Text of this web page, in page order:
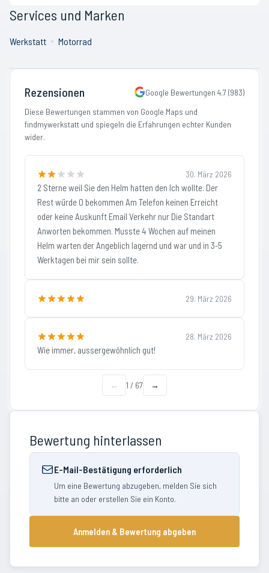
Services und Marken
Werkstatt Motorrad
Rezensionen Google Bewertungen 4.7(983)
Diese Bewertungen stammen von Google Maps und
findmywerkstatt und spiegeln die Erfahrungen echter Kunden
wider.
30. März 2026
2 Sterne weil Sie den Helm hatten den Ich wollte. Der
Rest würde 0 bekommen Am Telefon keinen Erreicht
oder keine Auskunft Email Verkehr nur Die Standart
Anworten bekommen. Musste 4 Wochen auf meinen
Helm warten der Angeblich lagernd und war und in 3-5
Werktagen bei mir sein sollte.
29. März 2026
28. März 2026
Wie immer, aussergewöhnlich gut!
← 1 / 67 →
Bewertung hinterlassen
E-Mail-Bestätigung erforderlich
Um eine Bewertung abzugeben, melden Sie sich
bitte an oder erstellen Sie ein Konto.
Anmelden & Bewertung abgeben